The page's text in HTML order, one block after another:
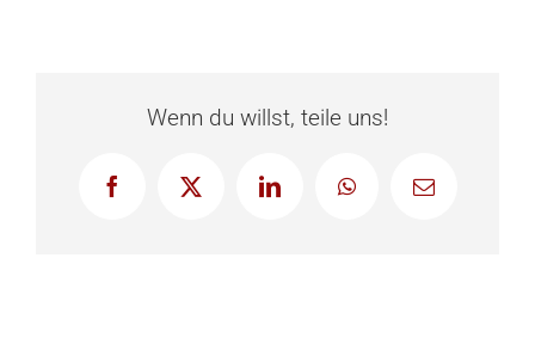
Wenn du willst, teile uns!
FacebookX LinkedInWhatsApp
E-